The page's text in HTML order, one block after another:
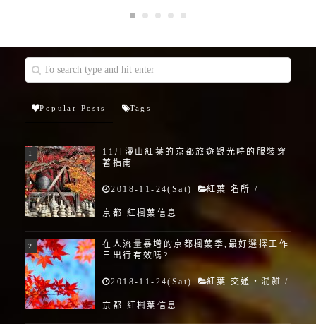
Popular Posts Tags
11月漫山紅葉的京都旅遊觀光時的服裝穿
著指南
2018-11-24(Sat) 紅葉 名所 /
京都 紅楓葉信息
在人流量暴增的京都楓葉季,最好選擇工作
日出行有效嗎?
2018-11-24(Sat) 紅葉 交通・混雑 /
京都 紅楓葉信息